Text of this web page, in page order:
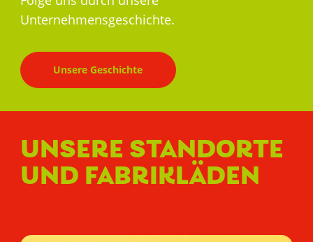
Unternehmensgeschichte.
Unsere Geschichte
UNSERE STANDORTE
UND FABRIKLÄDEN